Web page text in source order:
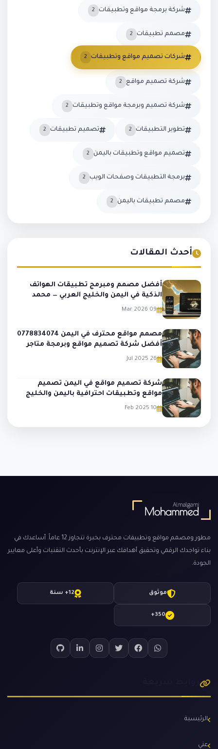
شركة برمجة مواقع وتطبيقات 2
مصمم تطبيقات 2
شركات تصميم مواقع وتطبيقات 2
شركة تصميم مواقع 2
شركة تصميم وبرمجة مواقع وتطبيقات 2
تطوير التطبيقات 2 تصميم تطبيقات 2
تصميم مواقع وتطبيقات باليمن 2
برمجة التطبيقات وصفحات الويب 2
مصمم تطبيقات باليمن 2
أحدث المقالات
أفضل مصمم ومبرمج تطبيقات الهواتف
الذكية في اليمن والخليج العربي — محمد
الملجمي
09 Mar 2026
مصمم مواقع محترف في اليمن 0778834074
أفضل شركة تصميم مواقع وبرمجة متاجر
وتطبيقات
26 Jul 2025
شركة تصميم مواقع في اليمن تصميم
مواقع وتطبيقات احترافية باليمن والخليج
10 Feb 2025
مطور ومصمم مواقع وتطبيقات محترف بخبرة تتجاوز 12 عاماً. أساعدك في
بناء تواجدك الرقمي وتحقيق أهدافك عبر الإنترنت بأحدث التقنيات وأعلى معايير
الجودة.
موثوق 12+ سنة
350+
الرئيسية
عني